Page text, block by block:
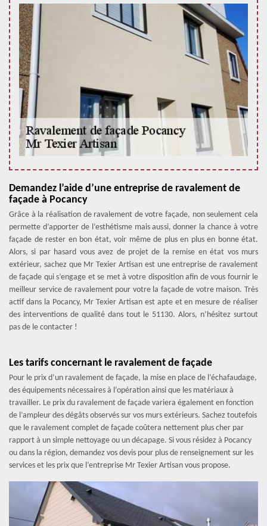
Demandez l’aide d’une entreprise de ravalement de
façade à Pocancy
Grâce à la réalisation de ravalement de votre façade, non seulement cela
permette d’apporter de l’esthétisme mais aussi, donner la chance à votre
façade de rester en bon état, voir même de plus en plus en bonne état.
Alors, si par hasard vous avez de projet de la remise en état vos murs
extérieur, sachez que Mr Texier Artisan est une entreprise de ravalement
de façade qui s’engage et se met à votre disposition afin de vous fournir le
meilleur service de ravalement pour votre la façade de votre maison. Très
actif dans la Pocancy, Mr Texier Artisan est apte et en mesure de réaliser
des interventions de qualité dans tout le 51130. Alors, n’hésitez surtout
pas de le contacter !
Les tarifs concernant le ravalement de façade
Pour le prix d’un ravalement de façade, la mise en place de l’échafaudage,
des équipements nécessaires à l’opération ainsi que les matériaux à
travailler. Le prix du ravalement de façade variera également en fonction
de l’ampleur des dégâts observés sur vos murs extérieurs. Sachez toutefois
que le ravalement complet de façade coûtera nettement plus cher par
rapport à un simple nettoyage ou un décapage. Si vous résidez à Pocancy
ou dans la région, demandez vos devis pour plus de renseignement sur les
services et les prix que l’entreprise Mr Texier Artisan vous propose.